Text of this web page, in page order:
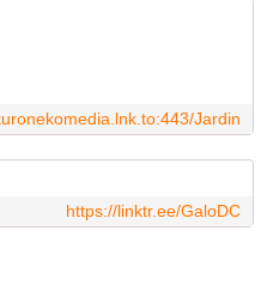
Jardin
https://linktr.ee/GaloDC